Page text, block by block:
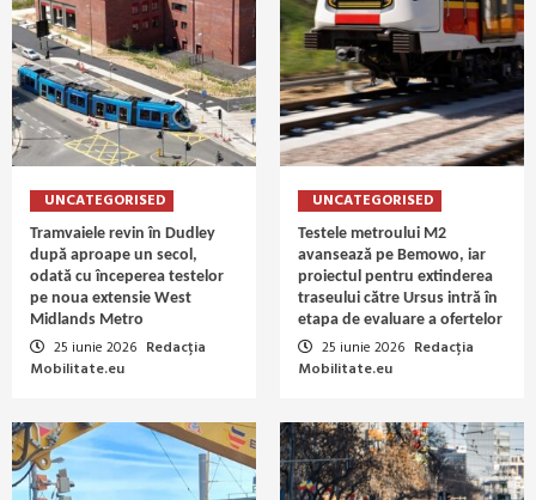
UNCATEGORISED
Tramvaiele revin în Dudley
după aproape un secol,
odată cu începerea testelor
pe noua extensie West
Midlands Metro
25 iunie 2026 Redacția
Mobilitate.eu
UNCATEGORISED
Testele metroului M2
avansează pe Bemowo, iar
proiectul pentru extinderea
traseului către Ursus intră în
etapa de evaluare a ofertelor
25 iunie 2026 Redacția
Mobilitate.eu